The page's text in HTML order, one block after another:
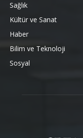
Sağlık
Kültür ve Sanat
Haber
Bilim ve Teknoloji
Sosyal